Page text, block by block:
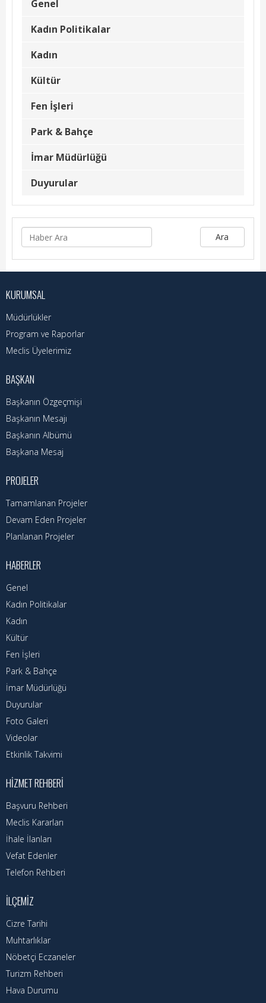
Duyurular
Videolar
Etkinlik Takvimi
Hizmet Rehberi
Faaliyet Raporu
Başvuru Rehberi
İhale İlanları
Vefat Edenler
İlçemiz
Cizre Tarihi
Muhtarlıklar
Nöbetçi Eczaneler
Turizm Rehberi
Hava Durumu
Kadın
Genel
Kadın Politikalar
Kadın
Kültür
Fen İşleri
Park & Bahçe
İmar Müdürlüğü
Duyurular
Ara
KURUMSAL
Müdürlükler
Program ve Raporlar
Meclis Üyelerimiz
BAŞKAN
Başkanın Özgeçmişi
Başkanın Mesajı
Başkanın Albümü
Başkana Mesaj
PROJELER
Tamamlanan Projeler
Devam Eden Projeler
Planlanan Projeler
HABERLER
Genel
Kadın Politikalar
Kadın
Kültür
Fen İşleri
Park & Bahçe
İmar Müdürlüğü
Duyurular
Foto Galeri
Videolar
Etkinlik Takvimi
HIZMET REHBERI
Başvuru Rehberi
Meclis Kararları
İhale İlanları
Vefat Edenler
Telefon Rehberi
İLÇEMIZ
Cizre Tarihi
Muhtarlıklar
Nöbetçi Eczaneler
Turizm Rehberi
Hava Durumu